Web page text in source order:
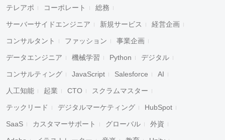
テレアポ コーポレート 総務
サーバーサイドエンジニア 新規サービス 経営企画
コンサルタント ファッション 事業企画
データエンジニア 機械学習 Python デジタル
コンサルティング JavaScript Salesforce AI
人工知能 起業 CTO スクラムマスター
テックリード デジタルマーケティング HubSpot
SaaS カスタマーサポート グローバル 外資